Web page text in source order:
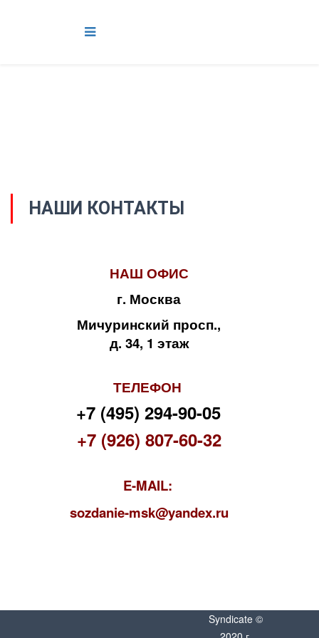
НАШИ КОНТАКТЫ
НАШ ОФИС
г. Москва
Мичуринский просп.,
д. 34, 1 этаж
ТЕЛЕФОН
+7 (495) 294-90-05
+7 (926) 807-60-32
E-MAIL:
sozdanie-msk@yandex.ru
Syndicate ©